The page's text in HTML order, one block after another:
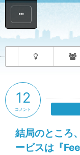
結局のところ
ービスは『
12
コメント